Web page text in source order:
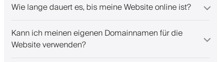
Wie lange dauert es, bis meine Website online ist?
Kann ich meinen eigenen Domainnamen für die
Website verwenden?